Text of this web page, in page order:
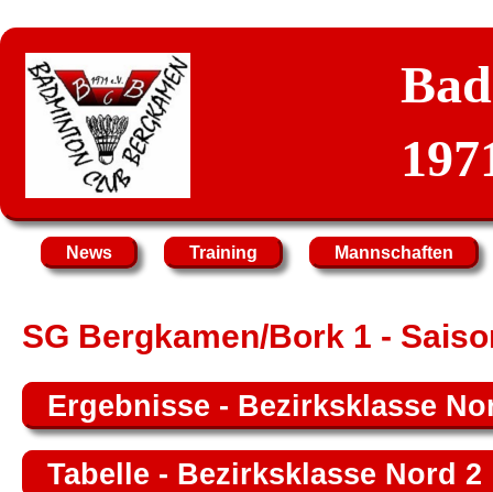
News Training Mannschaften
SG Bergkamen/Bork 1 -
Ergebnisse - Bezirksklasse
Tabelle - Bezirksklasse Nord 2